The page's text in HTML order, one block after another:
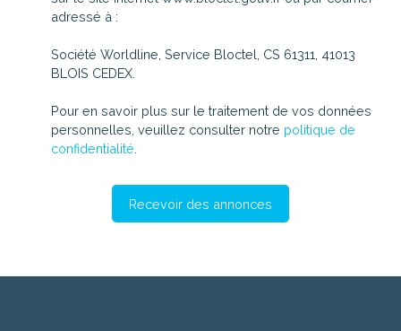
adressé à :
Société Worldline, Service Bloctel, CS 61311, 41013
BLOIS CEDEX.
Pour en savoir plus sur le traitement de vos données
personnelles, veuillez consulter notre politique de
confidentialité.
Recevoir des annonces